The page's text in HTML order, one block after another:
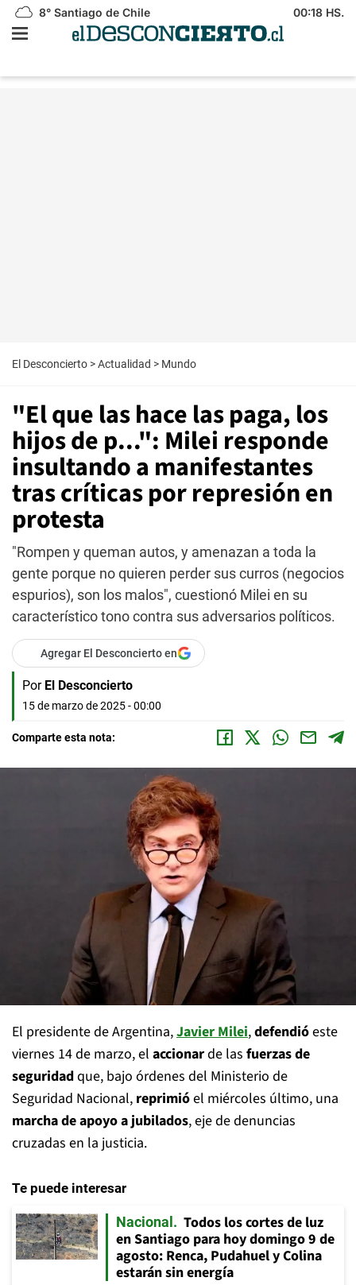
8° Santiago de Chile 00:18 HS.
El Desconcierto >Actualidad > Mundo
"El que las hace las paga, los
hijos de p...": Milei responde
insultando a manifestantes
tras críticas por represión en
protesta
"Rompen y queman autos, y amenazan a toda la
gente porque no quieren perder sus curros (negocios
espurios), son los malos", cuestionó Milei en su
característico tono contra sus adversarios políticos.
Agregar El Desconcierto en
Por El Desconcierto
15 de marzo de 2025 - 00:00
Comparte esta nota:
El presidente de Argentina,Javier Milei,defendióeste
viernes 14 de marzo, el accionarde las fuerzas de
seguridadque, bajo órdenes del Ministerio de
Seguridad Nacional, reprimióel miércoles último, una
marcha de apoyo a jubilados, eje de denuncias
cruzadas en la justicia.
Te puede interesar
Nacional
Todos los cortes de luz
en Santiago para hoy domingo 9 de
agosto: Renca, Pudahuel y Colina
estarán sin energía